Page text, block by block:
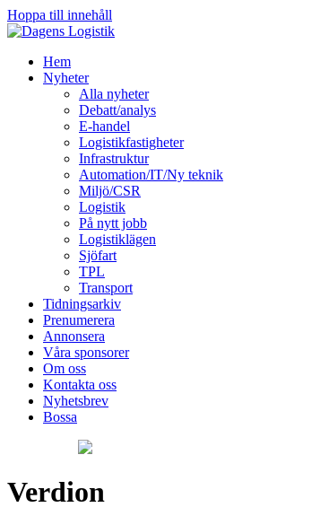
Hoppa till innehåll
Hem
Nyheter
Alla nyheter
Debatt/analys
E-handel
Logistikfastigheter
Infrastruktur
Automation/IT/Ny teknik
Miljö/CSR
Logistik
På nytt jobb
Logistiklägen
Sjöfart
TPL
Transport
Tidningsarkiv
Prenumerera
Annonsera
Våra sponsorer
Om oss
Kontakta oss
Nyhetsbrev
Bossa
Verdion